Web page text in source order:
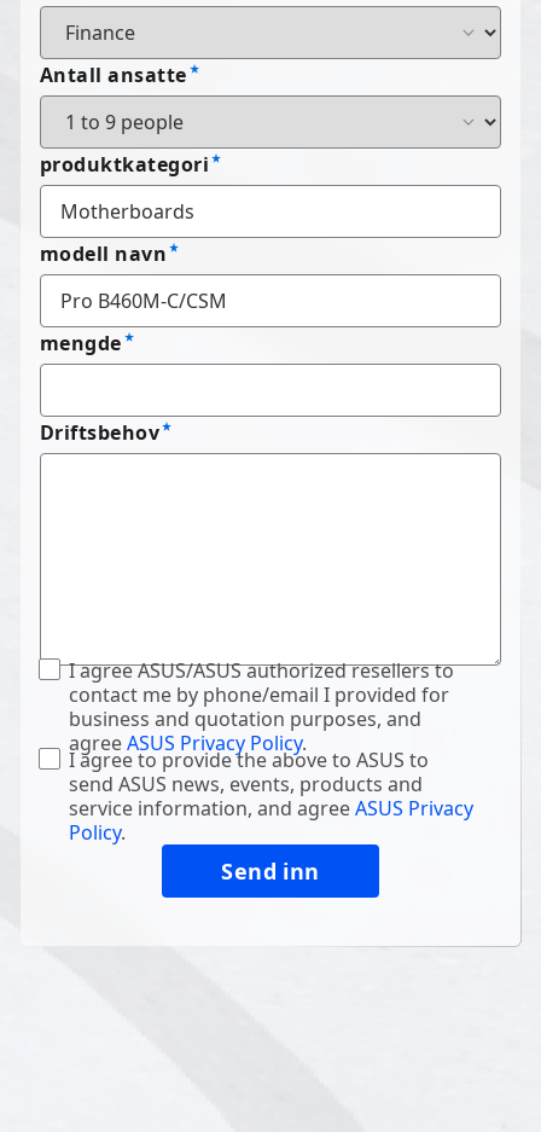
Antall ansatte
produktkategori
modell navn
mengde
Driftsbehov
I agree ASUS/ASUS authorized resellers to
contact me by phone/email I provided for
business and quotation purposes, and
agreeASUS Privacy Policy.
I agree to provide the above to ASUS to
send ASUS news, events, products and
service information, and agreeASUS Privacy
Policy.